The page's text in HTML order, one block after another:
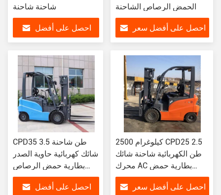
شاحنة شاحنة
احصل على أفضل
الحمض الرصاص الشاحنة
احصل على أفضل سعر
CPD35 3.5 طن شاحنة
شائك كهربائية حاوية الصدر
بطارية حمض الرصاص
شاحنة شاقة
احصل على أفضل
2500 كيلوغرام CPD25 2.5
طن الكهربائية شاحنة شائك
محرك AC بطارية حمض
الرصاص شاحنة شائك
احصل على أفضل سعر